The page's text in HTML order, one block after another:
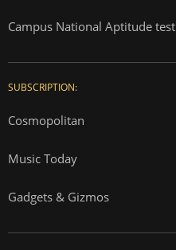
Campus National Aptitude test
SUBSCRIPTION:
Cosmopolitan
Music Today
Gadgets & Gizmos